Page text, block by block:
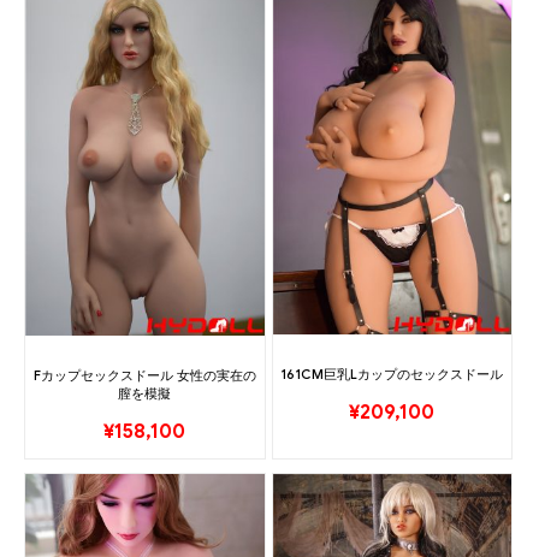
Fカップセックスドール 女性の実在の
膣を模擬
¥158,100
161CM巨乳Lカップのセックスドール
¥209,100